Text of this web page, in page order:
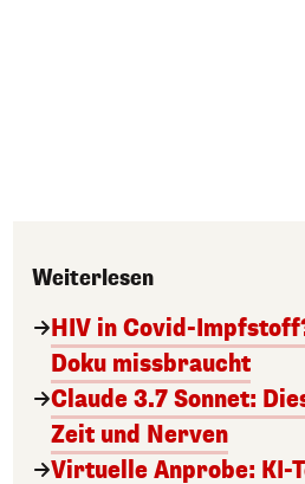
Weiterlesen
HIV in Covid-
Doku missbraucht
Claude 3.7 Sonnet:
Zeit und Nerven
Virtuelle Anprobe: KI-